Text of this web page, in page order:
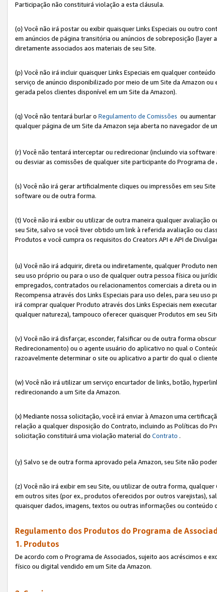
Participação não constituirá violação a esta cláusula.
(o) Você não irá postar ou exibir quaisquer Links Especiais ou outro
em anúncios de página transitória ou anúncios de sobreposição
diretamente associados aos materiais de seu Site.
(p) Você não irá incluir quaisquer Links Especiais em qualquer
serviço de anúncio disponibilizado por meio de um Site da Amazon
gerada pelos clientes disponível em um Site da Amazon).
(q) Você não tentará burlar o Regulamento de Comissões ou
qualquer página de um Site da Amazon seja aberta no navegador de
(r) Você não tentará interceptar ou redirecionar (incluindo via
ou desviar as comissões de qualquer site participante do Programa de
(s) Você não irá gerar artificialmente cliques ou impressões em seu
software ou de outra forma.
(t) Você não irá exibir ou utilizar de outra maneira qualquer avaliação
seu Site, salvo se você tiver obtido um link à referida avaliação ou
Produtos e você cumpra os requisitos do Creators API e API de
(u) Você não irá adquirir, direta ou indiretamente, qualquer Produto
seu uso próprio ou para o uso de qualquer outra pessoa física ou
empregados, contratados ou relacionamentos comerciais a direta ou
Recompensa através dos Links Especiais para uso deles, para seu
irá comprar qualquer Produto através dos Links Especiais nem
qualquer natureza), tampouco oferecer quaisquer Produtos em seu
(v) Você não irá disfarçar, esconder, falsificar ou de outra forma
Redirecionamento) ou o agente usuário do aplicativo no qual o
razoavelmente determinar o site ou aplicativo a partir do qual o
(w) Você não irá utilizar um serviço encurtador de links, botão,
redirecionando a um Site da Amazon.
(x) Mediante nossa solicitação, você irá enviar à Amazon uma
relação a qualquer disposição do Contrato, incluindo as Políticas do
solicitação constituirá uma violação material do Contrato .
(y) Salvo se de outra forma aprovado pela Amazon, seu Site não
(z) Você não irá exibir em seu Site, ou utilizar de outra forma,
em outros sites (por ex., produtos oferecidos por outros varejistas),
quaisquer dados, imagens, textos ou outras informações ou
Regulamento dos Produtos do Programa de
1. Produtos
De acordo com o Programa de Associados, sujeito aos acréscimos e
físico ou digital vendido em um Site da Amazon.